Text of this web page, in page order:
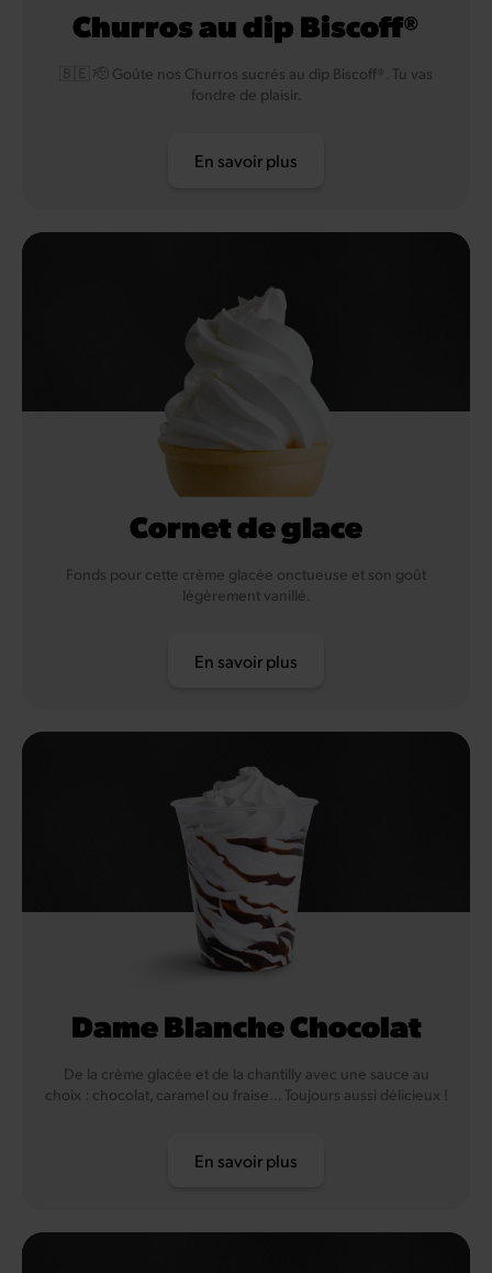
Churros au dip Biscoff®
🇧🇪 🫡 Goûte nos Churros sucrés au dip Biscoff®. Tu vas
fondre de plaisir.
En savoir plus
Cornet de glace
Fonds pour cette crème glacée onctueuse et son goût
légèrement vanillé.
En savoir plus
Dame Blanche Chocolat
De la crème glacée et de la chantilly avec une sauce au
choix : chocolat, caramel ou fraise… Toujours aussi délicieux !
En savoir plus